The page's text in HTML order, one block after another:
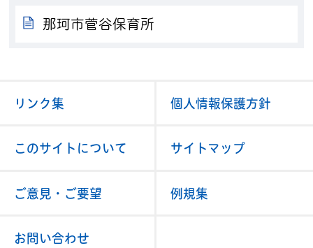
那珂市菅谷保育所
リンク集 個人情報保護方針
このサイトについて サイトマップ
ご意見・ご要望 例規集
お問い合わせ